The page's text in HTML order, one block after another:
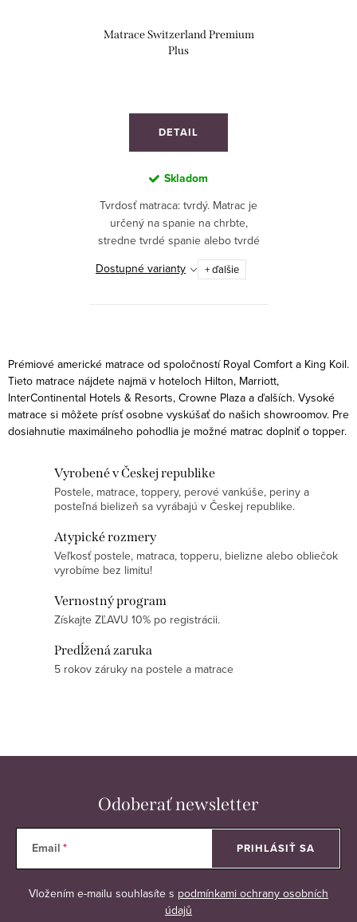
Matrace Switzerland Premium
Plus
DETAIL
Skladom
Tvrdosť matraca: tvrdý. Matrac je
určený na spanie na chrbte,
stredne tvrdé spanie alebo tvrdé
spanie. Odporúča sa pre
športovcov a deti. Ideálny pre
Dostupné varianty + ďalšie
v
l
á
d
Prémiové americké matrace od spoločností Royal Comfort a King Koil.
Tieto matrace nájdete najmä v hoteloch Hilton, Marriott,
InterContinental Hotels & Resorts, Crowne Plaza a ďalších. Vysoké
matrace si môžete prísť osobne vyskúšať do našich showroomov. Pre
dosiahnutie maximálneho pohodlia je možné matrac doplniť o topper.
Vyrobené v Českej republike
Postele, matrace, toppery, perové vankúše, periny a
posteľná bielizeň sa vyrábajú v Českej republike.
Atypické rozmery
Veľkosť postele, matraca, topperu, bielizne alebo obliečok
vyrobíme bez limitu!
Vernostný program
Získajte ZĽAVU 10% po registrácii.
Predĺžená zaruka
5 rokov záruky na postele a matrace
Odoberať newsletter
Email
Vložením e-mailu souhlasíte s podmínkami ochrany osobních
údajů
PRIHLÁSIŤ SA